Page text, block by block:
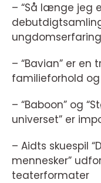
– “Så længe jeg
– “Bavian” er en
familieforhold
– “Baboon” og
universet” er
– Aidts skuespil
mennesker”
teaterformater